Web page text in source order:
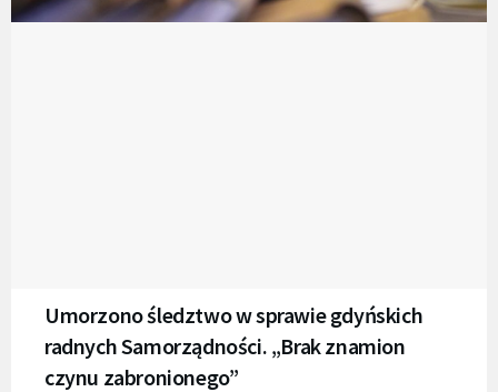
Umorzono śledztwo w sprawie gdyńskich
radnych Samorządności. „Brak znamion
czynu zabronionego”